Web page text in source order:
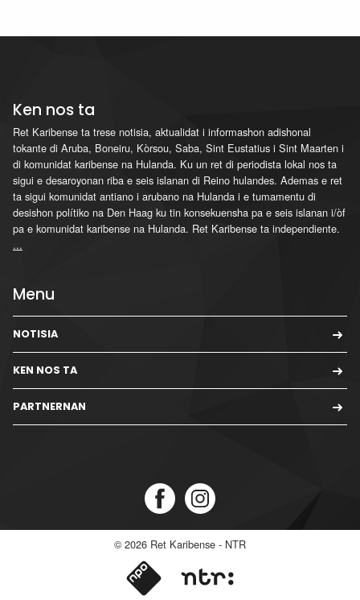
Ken nos ta
Ret Karibense ta trese notisia, aktualidat i informashon adishonal
tokante di Aruba, Boneiru, Kòrsou, Saba, Sint Eustatius i Sint Maarten i
di komunidat karibense na Hulanda. Ku un ret di periodista lokal nos ta
sigui e desaroyonan riba e seis islanan di Reino hulandes. Ademas e ret
ta sigui komunidat antiano i arubano na Hulanda i e tumamentu di
desishon polítiko na Den Haag ku tin konsekuensha pa e seis islanan i/òf
pa e komunidat karibense na Hulanda. Ret Karibense ta independiente.
...
Menu
NOTISIA
KEN NOS TA
PARTNERNAN
© 2026 Ret Karibense - NTR